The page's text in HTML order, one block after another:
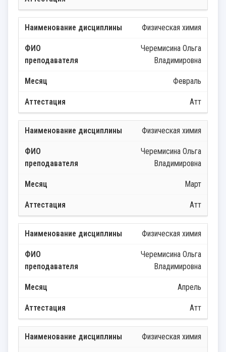
Физическая химия
Черемисина Ольга
Владимировна
Февраль
Атт
Физическая химия
Черемисина Ольга
Владимировна
Март
Атт
Физическая химия
Черемисина Ольга
Владимировна
Апрель
Атт
Физическая химия